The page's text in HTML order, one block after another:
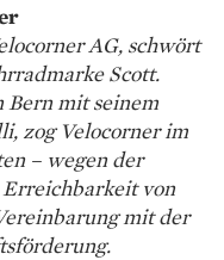
AG, schwört
Scott.
Bern mit seinem
zog Velocorner im
– wegen der
von
mit der